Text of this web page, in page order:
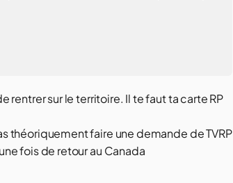
rentrer sur le territoire. Il te faut ta carte RP
théoriquement faire une demande de TVRP
fois de retour au Canada